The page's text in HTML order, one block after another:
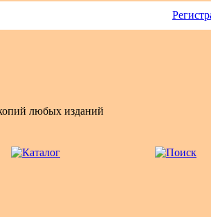
любых изданий